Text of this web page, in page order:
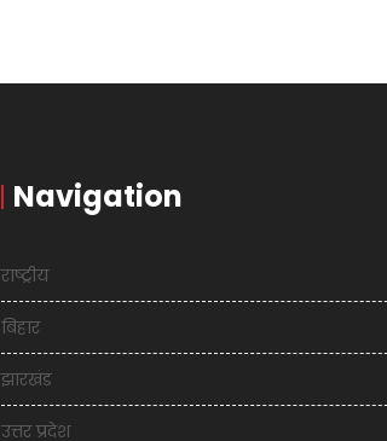
Navigation
राष्ट्रीय
बिहार
झारखंड
उत्तर प्रदेश